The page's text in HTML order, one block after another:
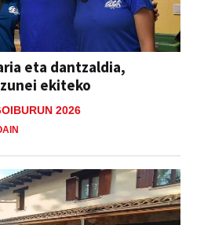
eta dantzaldia,
ekiteko
2026